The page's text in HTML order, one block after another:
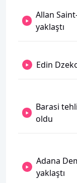
Allan
yaklaştı
Edin
Barasi
oldu
Adana
yaklaştı